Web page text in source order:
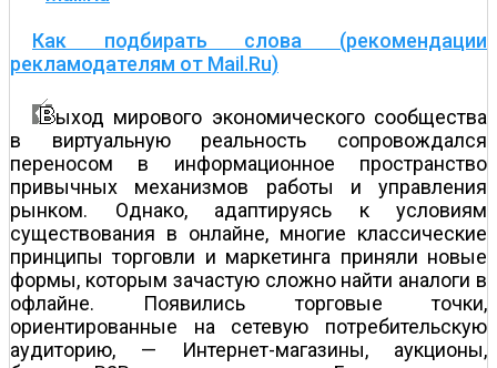
Как подбирать слова (рекомендации
рекламодателям от Mail.Ru)
ыход мирового экономического сообщества
в виртуальную реальность сопровождался
переносом в информационное пространство
привычных механизмов работы и управления
рынком. Однако, адаптируясь к условиям
существования в онлайне, многие классические
принципы торговли и маркетинга приняли новые
формы, которым зачастую сложно найти аналоги в
офлайне. Появились торговые точки,
ориентированные на сетевую потребительскую
аудиторию, — Интернет-магазины, аукционы,